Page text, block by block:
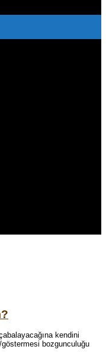
kendini
bozgunculuğu